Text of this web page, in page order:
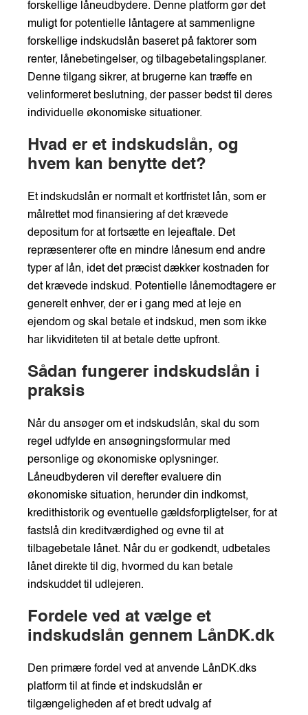
forskellige låneudbydere. Denne platform gør det
muligt for potentielle låntagere at sammenligne
forskellige indskudslån baseret på faktorer som
renter, lånebetingelser, og tilbagebetalingsplaner.
Denne tilgang sikrer, at brugerne kan træffe en
velinformeret beslutning, der passer bedst til deres
individuelle økonomiske situationer.
Hvad er et indskudslån, og
hvem kan benytte det?
Et indskudslån er normalt et kortfristet lån, som er
målrettet mod finansiering af det krævede
depositum for at fortsætte en lejeaftale. Det
repræsenterer ofte en mindre lånesum end andre
typer af lån, idet det præcist dækker kostnaden for
det krævede indskud. Potentielle lånemodtagere er
generelt enhver, der er i gang med at leje en
ejendom og skal betale et indskud, men som ikke
har likviditeten til at betale dette upfront.
Sådan fungerer indskudslån i
praksis
Når du ansøger om et indskudslån, skal du som
regel udfylde en ansøgningsformular med
personlige og økonomiske oplysninger.
Låneudbyderen vil derefter evaluere din
økonomiske situation, herunder din indkomst,
kredithistorik og eventuelle gældsforpligtelser, for at
fastslå din kreditværdighed og evne til at
tilbagebetale lånet. Når du er godkendt, udbetales
lånet direkte til dig, hvormed du kan betale
indskuddet til udlejeren.
Fordele ved at vælge et
indskudslån gennem LånDK.dk
Den primære fordel ved at anvende LånDK.dks
platform til at finde et indskudslån er
tilgængeligheden af et bredt udvalg af